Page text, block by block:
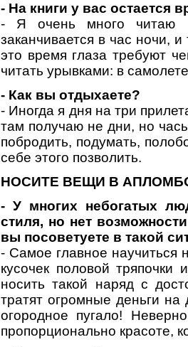
- На книги у вас остается
- Я очень много читаю
заканчивается в час ночи,
это время глаза требуют
читать урывками: в
- Как вы отдыхаете?
- Иногда я дня на три
там получаю не дни, но
побродить, подумать,
себе этого позволить.
НОСИТЕ ВЕЩИ В
- У многих небогатых
стиля, но нет
вы посоветуете в такой
- Самое главное
кусочек половой тряпочки
носить такой наряд с
тратят огромные деньги на
огородное пугало!
пропорционально красоте,